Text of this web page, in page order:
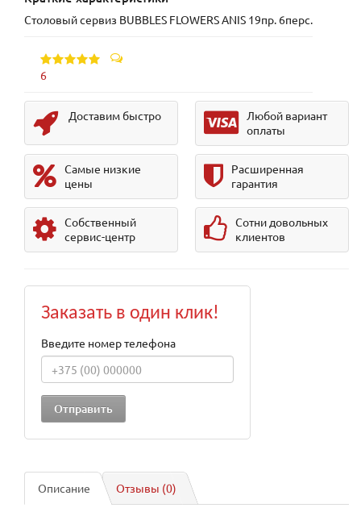
Столовый сервиз BUBBLES FLOWERS ANIS 19пр. 6перс.
6
Доставим быстро
Любой вариант
оплаты
Самые низкие
цены
Расширенная
гарантия
Собственный
сервис-центр
Сотни довольных
клиентов
Заказать в один клик!
Введите номер телефона
Описание Отзывы (0)